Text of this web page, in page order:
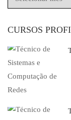
CURSOS